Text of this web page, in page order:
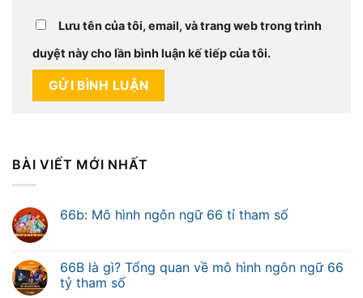
Lưu tên của tôi, email, và trang web trong trình
duyệt này cho lần bình luận kế tiếp của tôi.
BÀI VIẾT MỚI NHẤT
66b: Mô hình ngôn ngữ 66 tỉ tham số
66B là gì? Tổng quan về mô hình ngôn ngữ 66
tỷ tham số